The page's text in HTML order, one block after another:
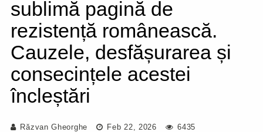
sublimă pagină de
rezistență românească.
Cauzele, desfășurarea și
consecințele acestei
încleștări
Răzvan Gheorghe Feb 22, 2026 6435